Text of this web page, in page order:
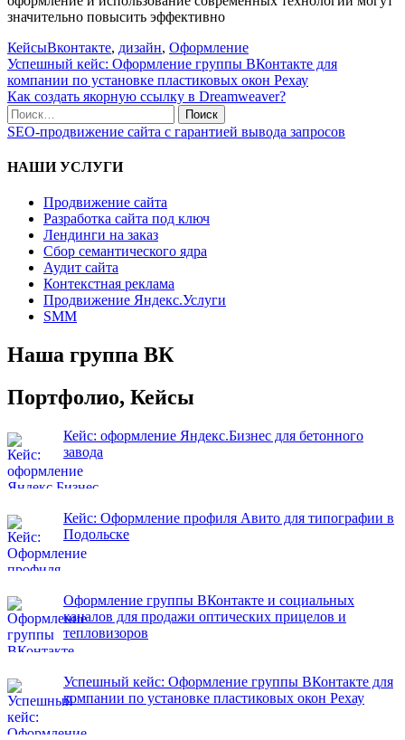
значительно повысить эффективно
КейсыВконтакте, дизайн, Оформление
Успешный кейс: Оформление группы ВКонтакте для
компании по установке пластиковых окон Рехау
Как создать якорную ссылку в Dreamweaver?
SEO-продвижение сайта с гарантией вывода запросов
НАШИ УСЛУГИ
Продвижение сайта
Разработка сайта под ключ
Лендинги на заказ
Сбор семантического ядра
Аудит сайта
Контекстная реклама
Продвижение Яндекс.Услуги
SMM
Наша группа ВК
Портфолио, Кейсы
Кейс: оформление Яндекс.Бизнес для бетонного
завода
Кейс: Оформление профиля Авито для типографии в
Подольске
Оформление группы ВКонтакте и социальных
каналов для продажи оптических прицелов и
тепловизоров
Успешный кейс: Оформление группы ВКонтакте для
компании по установке пластиковых окон Рехау